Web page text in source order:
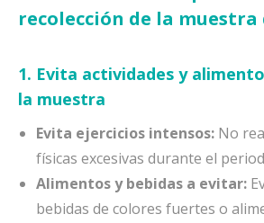
recolección de la muestra
1. Evita actividades y
la muestra
Evita ejercicios intensos: No
físicas excesivas durante el
Alimentos y bebidas a evitar:
bebidas de colores fuertes o